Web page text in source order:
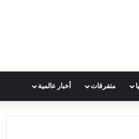
متفرقات أخبار عالمية